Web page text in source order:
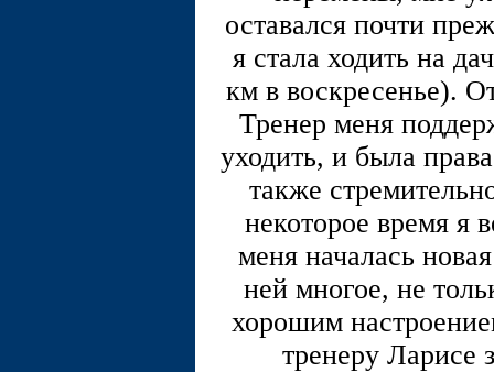
оставался почти
я стала ходить на
км в воскресенье).
Тренер меня
уходить, и была
также
некоторое время я
меня началась
ней многое, не
хорошим
тренеру Ларисе